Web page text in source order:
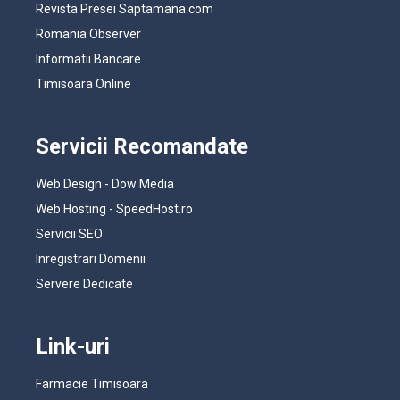
Revista Presei Saptamana.com
Romania Observer
Informatii Bancare
Timisoara Online
Servicii Recomandate
Web Design - Dow Media
Web Hosting - SpeedHost.ro
Servicii SEO
Inregistrari Domenii
Servere Dedicate
Link-uri
Farmacie Timisoara